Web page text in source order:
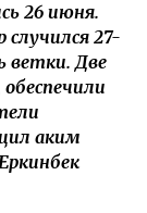
26 июня.
27-
ветки. Две
аким